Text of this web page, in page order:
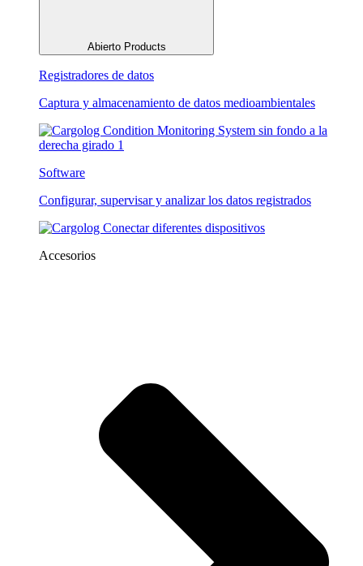
Abierto Products
Registradores de datos
Captura y almacenamiento de datos medioambientales
Software
Configurar, supervisar y analizar los datos registrados
Accesorios